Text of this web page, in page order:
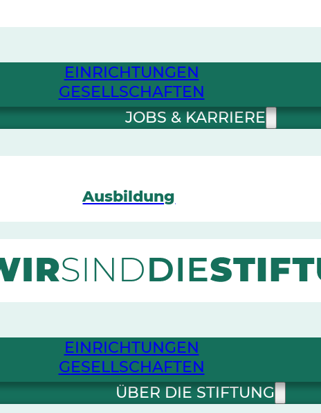
EINRICHTUNGEN
GESELLSCHAFTEN
JOBS & KARRIERE
Ausbildung
EINRICHTUNGEN
GESELLSCHAFTEN
ÜBER DIE STIFTUNG